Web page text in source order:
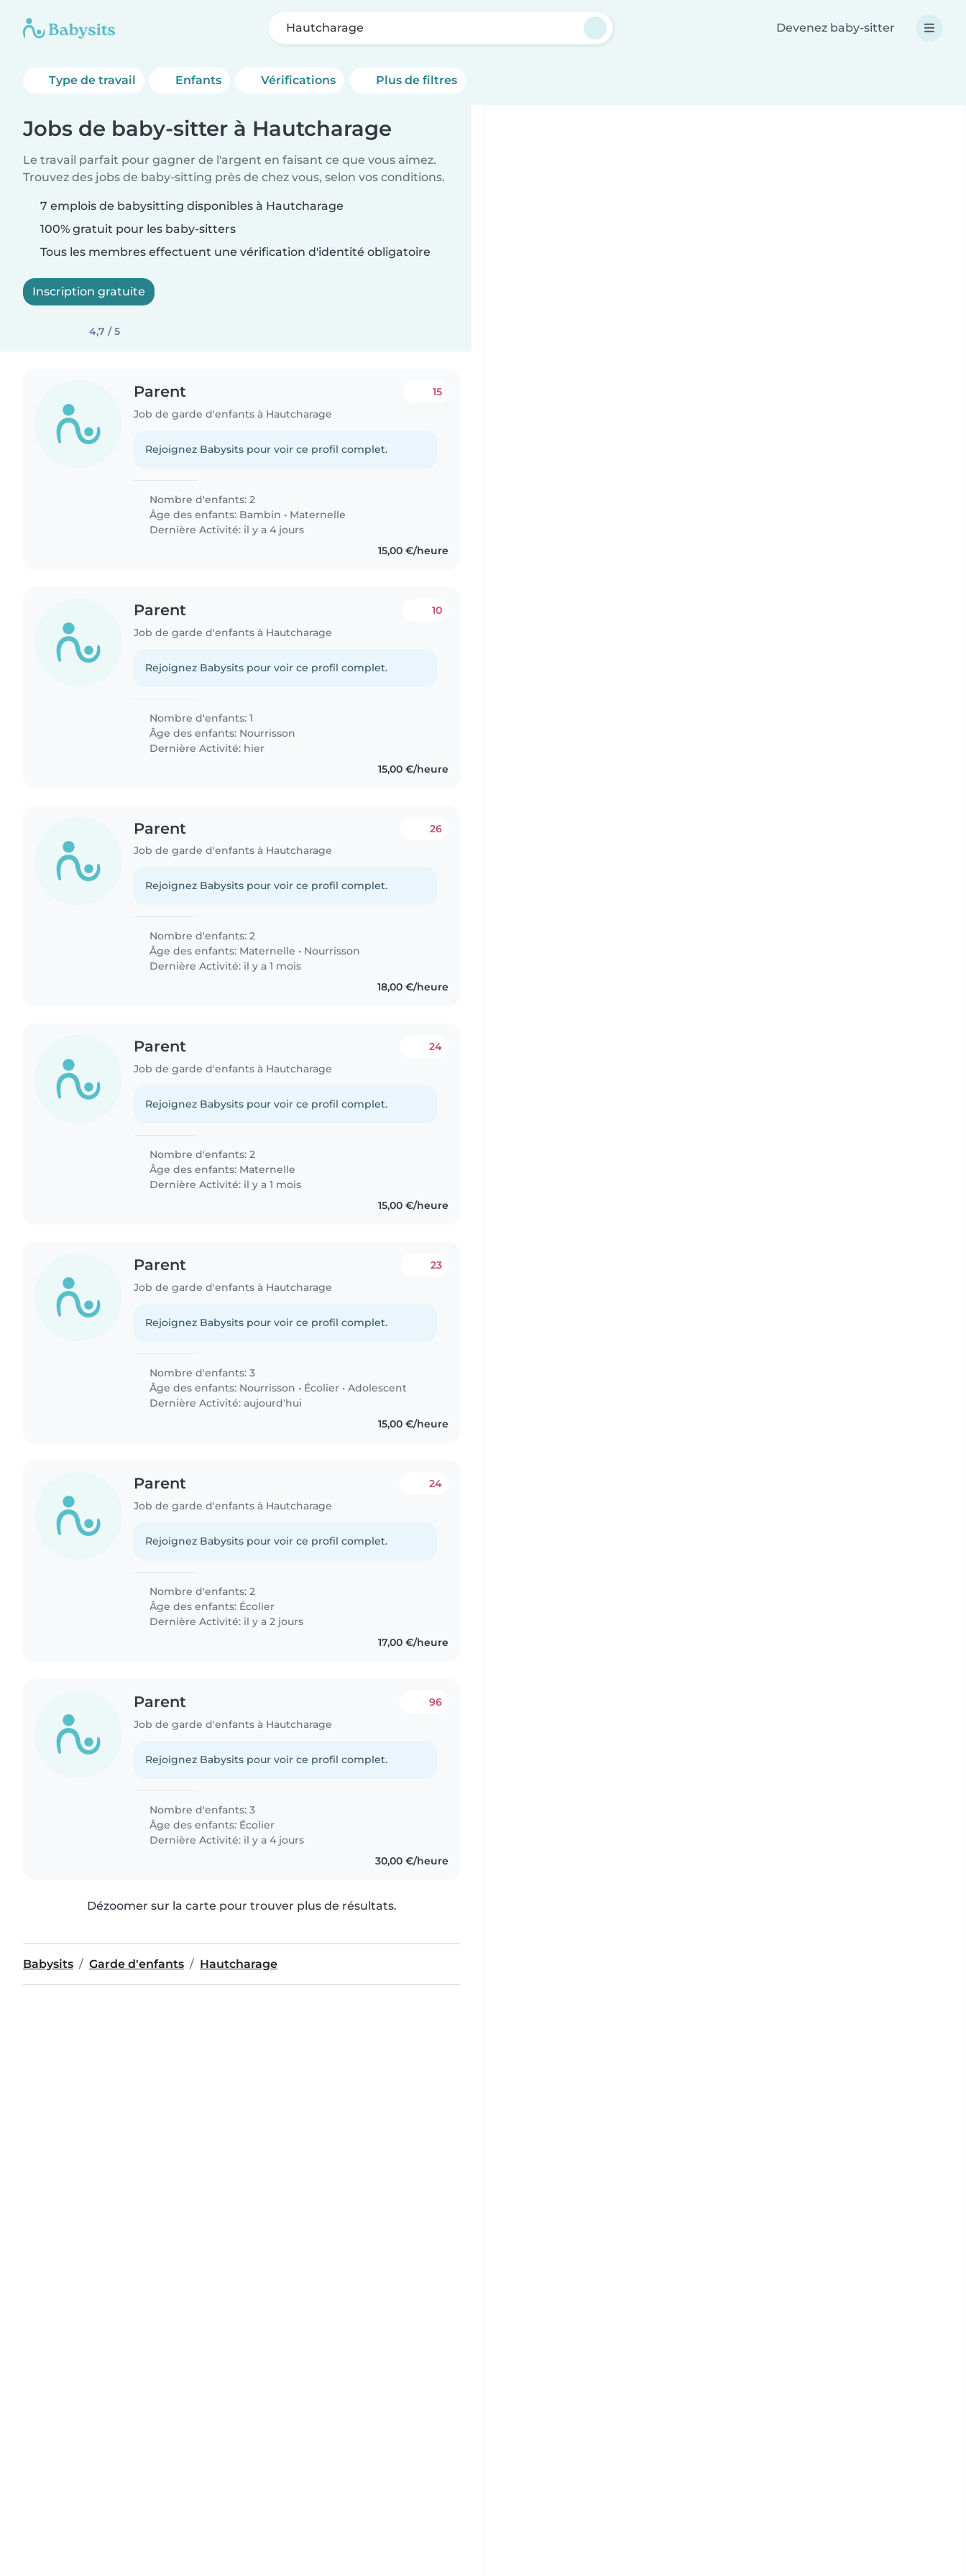
Hautcharage Devenez baby-sitter
Type de travail Enfants Vérifications Plus de filtres
Jobs de baby-sitter à Hautcharage
Le travail parfait pour gagner de l'argent en faisant ce que vous aimez.
Trouvez des jobs de baby-sitting près de chez vous, selon vos conditions.
7 emplois de babysitting disponibles à Hautcharage
100% gratuit pour les baby-sitters
Tous les membres effectuent une vérification d'identité obligatoire
Inscription gratuite
4,7 / 5
Parent
Job de garde d'enfants à Hautcharage
15
Rejoignez Babysits pour voir ce profil complet.
Nombre d'enfants: 2
Âge des enfants: Bambin • Maternelle
Dernière Activité: il y a 4 jours
15,00 €/heure
Parent
Job de garde d'enfants à Hautcharage
10
Rejoignez Babysits pour voir ce profil complet.
Nombre d'enfants: 1
Âge des enfants: Nourrisson
Dernière Activité: hier
15,00 €/heure
Parent
Job de garde d'enfants à Hautcharage
26
Rejoignez Babysits pour voir ce profil complet.
Nombre d'enfants: 2
Âge des enfants: Maternelle • Nourrisson
Dernière Activité: il y a 1 mois
18,00 €/heure
Parent
Job de garde d'enfants à Hautcharage
24
Rejoignez Babysits pour voir ce profil complet.
Nombre d'enfants: 2
Âge des enfants: Maternelle
Dernière Activité: il y a 1 mois
15,00 €/heure
Parent
Job de garde d'enfants à Hautcharage
23
Rejoignez Babysits pour voir ce profil complet.
Nombre d'enfants: 3
Âge des enfants: Nourrisson • Écolier •Adolescent
Dernière Activité: aujourd'hui
15,00 €/heure
Parent
Job de garde d'enfants à Hautcharage
24
Rejoignez Babysits pour voir ce profil complet.
Nombre d'enfants: 2
Âge des enfants: Écolier
Dernière Activité: il y a 2 jours
17,00 €/heure
Parent
Job de garde d'enfants à Hautcharage
96
Rejoignez Babysits pour voir ce profil complet.
Nombre d'enfants: 3
Âge des enfants: Écolier
Dernière Activité: il y a 4 jours
30,00 €/heure
Dézoomer sur la carte pour trouver plus de résultats.
Babysits Garde d'enfants Hautcharage